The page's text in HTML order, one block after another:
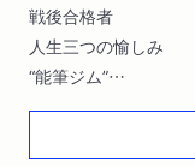
戦後合格者
人生三つの愉しみ
“能筆ジム”
受賞のことば―文芸
安吾の新日本地理〔ほ